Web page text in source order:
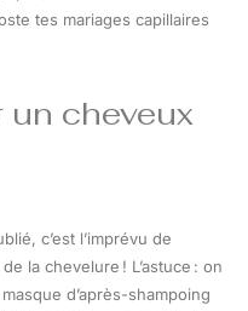
tes mariages capillaires
cheveux
c’est l’imprévu de
la chevelure ! L’astuce : on
d’après-shampoing